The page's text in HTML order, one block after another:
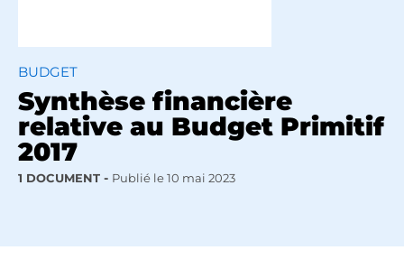
BUDGET
Synthèse financière
relative au Budget Primitif
2017
1 DOCUMENT Publié le10 mai 2023